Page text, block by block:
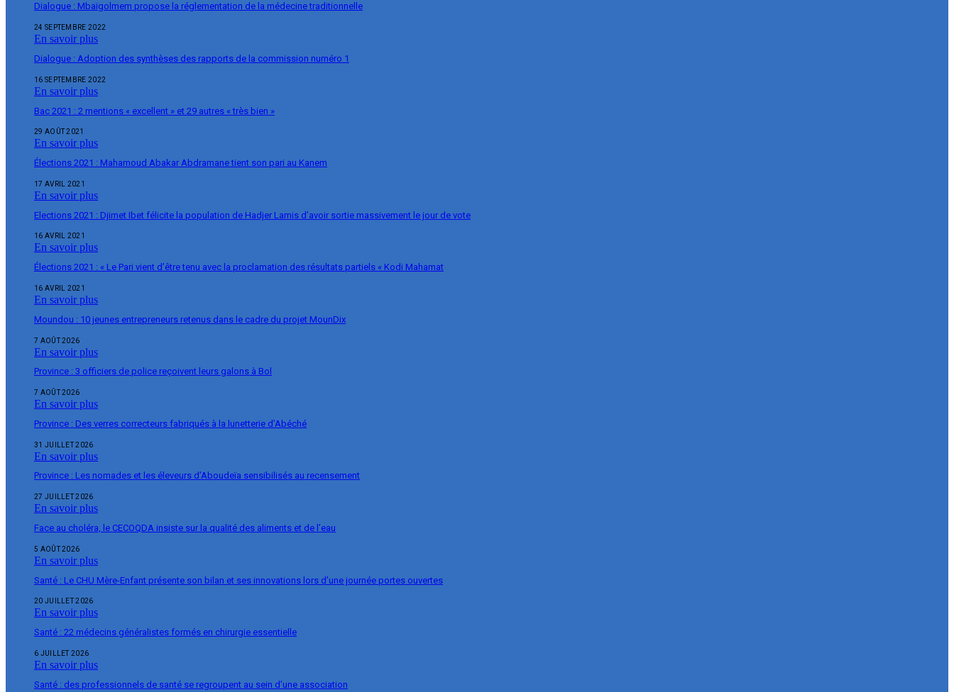
Dialogue : Mbaïgolmem propose la réglementation de la médecine traditionnelle
24 SEPTEMBRE 2022
En savoir plus
Dialogue : Adoption des synthèses des rapports de la commission numéro 1
16 SEPTEMBRE 2022
En savoir plus
Bac 2021 : 2 mentions « excellent » et 29 autres « très bien »
29 AOÛT 2021
En savoir plus
Élections 2021 : Mahamoud Abakar Abdramane tient son pari au Kanem
17 AVRIL 2021
En savoir plus
Elections 2021 : Djimet Ibet félicite la population de Hadjer Lamis d’avoir sortie massivement le jour de vote
16 AVRIL 2021
En savoir plus
Élections 2021 : « Le Pari vient d’être tenu avec la proclamation des résultats partiels « Kodi Mahamat
16 AVRIL 2021
En savoir plus
Moundou : 10 jeunes entrepreneurs retenus dans le cadre du projet MounDix
7 AOÛT 2026
En savoir plus
Province : 3 officiers de police reçoivent leurs galons à Bol
7 AOÛT 2026
En savoir plus
Province : Des verres correcteurs fabriqués à la lunetterie d’Abéché
31 JUILLET 2026
En savoir plus
Province : Les nomades et les éleveurs d’Aboudeïa sensibilisés au recensement
27 JUILLET 2026
En savoir plus
Face au choléra, le CECOQDA insiste sur la qualité des aliments et de l’eau
5 AOÛT 2026
En savoir plus
Santé : Le CHU Mère-Enfant présente son bilan et ses innovations lors d’une journée portes ouvertes
20 JUILLET 2026
En savoir plus
Santé : 22 médecins généralistes formés en chirurgie essentielle
6 JUILLET 2026
En savoir plus
Santé : des professionnels de santé se regroupent au sein d’une association